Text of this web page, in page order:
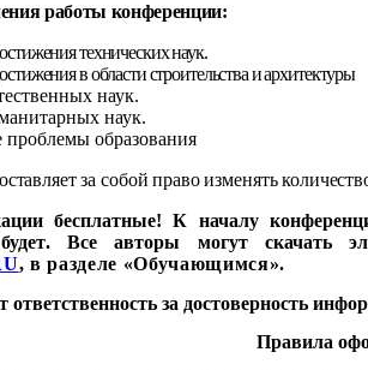
работы конференции:
технических наук.
в области строительства и архитектуры
наук.
наук.
образования
за собой право изменять
бесплатные! К началу
. Все авторы могут скачать
, в разделе «Обучающимся».
ответственность за достоверность
Правила